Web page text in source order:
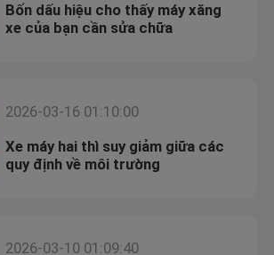
Bốn dấu hiệu cho thấy máy xăng
xe của bạn cần sửa chữa
2026-03-16 01:10:00
Xe máy hai thì suy giảm giữa các
quy định về môi trường
2026-03-10 01:09:40